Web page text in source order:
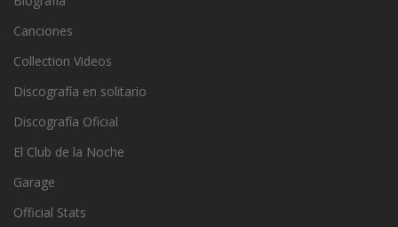
Canciones
Collection Videos
Discografía en solitario
Discografía Oficial
El Club de la Noche
Garage
Official Stats